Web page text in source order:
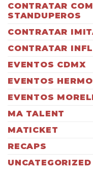
CONTRATAR
STANDUPEROS
CONTRATAR
CONTRATAR
EVENTOS CDMX
EVENTOS
EVENTOS
MA TALENT
MATICKET
RECAPS
UNCATEGORIZED